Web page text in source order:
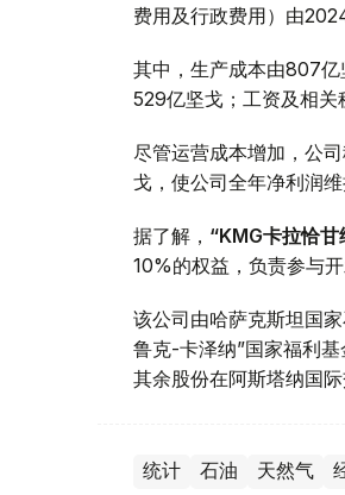
费用及行政费用）由
其中，生产成本由807
529亿坚戈；工资及相关
尽管运营成本增加，公
戈，使公司全年净利润
据了解， “KMG卡拉恰甘
10%的权益，负责参与
该公司由哈萨克斯坦国
鲁克-卡泽纳”国家福利
其余股份在阿斯塔纳国
统计 石油 天然气